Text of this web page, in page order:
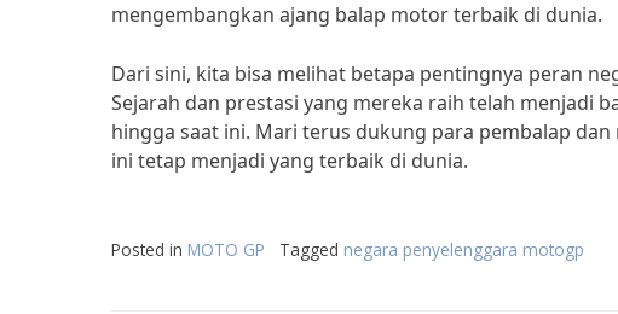
mengembangkan ajang balap motor terbaik di dunia.
Dari sini, kita bisa melihat betapa pentingnya peran
Sejarah dan prestasi yang mereka raih telah menjadi
hingga saat ini. Mari terus dukung para pembalap
ini tetap menjadi yang terbaik di dunia.
Posted in MOTO GP Tagged negara penyelenggara motogp